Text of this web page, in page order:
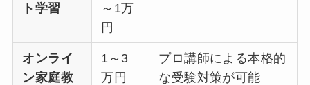
ト学習
～1万
円
オンライ
ン家庭教
1～3
万円
プロ講師による本格的
な受験対策が可能